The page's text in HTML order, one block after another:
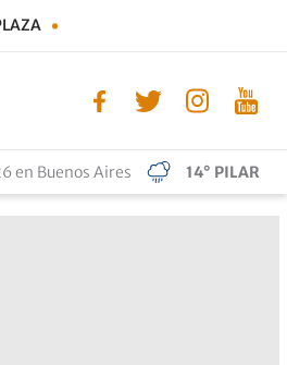
en Buenos Aires 14° PILAR